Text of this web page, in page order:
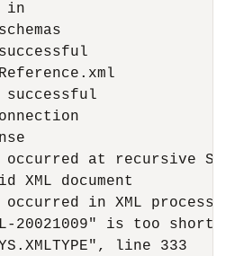
in
successful
successful
occurred at recursive
XML document
occurred in XML
20021009" is too short
line 333